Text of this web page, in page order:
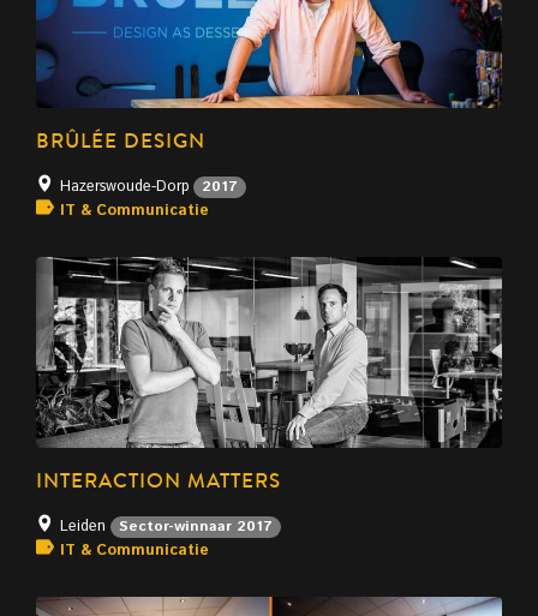
BRÛLÉE DESIGN
Hazerswoude-Dorp 2017
IT & Communicatie
INTERACTION MATTERS
Leiden Sector-winnaar 2017
IT & Communicatie